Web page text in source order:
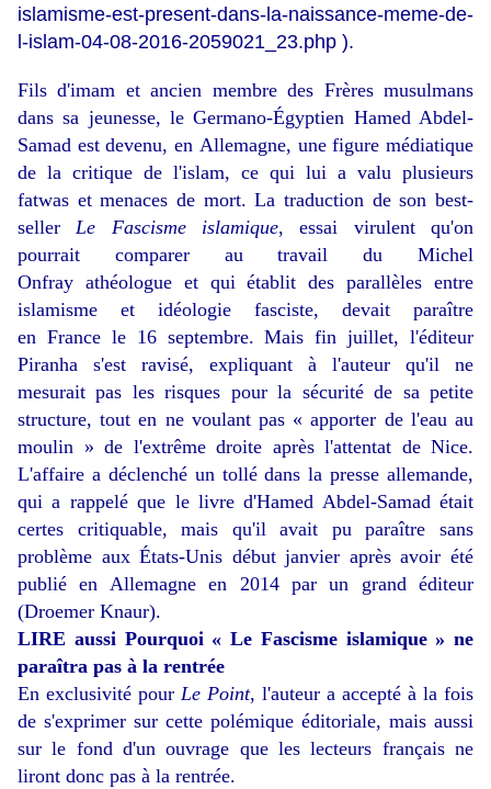
islamisme-est-present-dans-la-naissance-meme-de-
l-islam-04-08-2016-2059021_23.php ).
Fils d'imam et ancien membre des Frères musulmans
dans sa jeunesse, le Germano-Égyptien Hamed Abdel-
Samad est devenu, en Allemagne, une figure médiatique
de la critique de l'islam, ce qui lui a valu plusieurs
fatwas et menaces de mort. La traduction de son best-
sellerLe Fascisme islamique, essai virulent qu'on
pourrait comparer au travail du Michel
Onfray athéologue et qui établit des parallèles entre
islamisme et idéologie fasciste, devait paraître
en France le 16 septembre. Mais fin juillet, l'éditeur
Piranha s'est ravisé, expliquant à l'auteur qu'il ne
mesurait pas les risques pour la sécurité de sa petite
structure, tout en ne voulant pas « apporter de l'eau au
moulin » de l'extrême droite après l'attentat de Nice.
L'affaire a déclenché un tollé dans la presse allemande,
qui a rappelé que le livre d'Hamed Abdel-Samad était
certes critiquable, mais qu'il avait pu paraître sans
problème auxÉtats-Unis début janvier après avoir été
publié en Allemagne en 2014 par un grand éditeur
(Droemer Knaur).
LIRE aussi Pourquoi « Le Fascisme islamique » ne
paraîtra pas à la rentrée
En exclusivité pour Le Point, l'auteur a accepté à la fois
de s'exprimer sur cette polémique éditoriale, mais aussi
sur le fond d'un ouvrage que les lecteurs français ne
liront donc pas à la rentrée.